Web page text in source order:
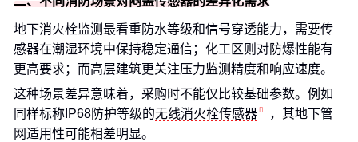
地下消火栓监测最看重防水等级和信号穿透能力，需要传
感器在潮湿环境中保持稳定通信；化工区则对防爆性能有
更高要求；而高层建筑更关注压力监测精度和响应速度。
这种场景差异意味着，采购时不能仅比较基础参数。例如
同样标称IP68防护等级的无线消火栓传感器
，其地下管
网适用性可能相差明显。